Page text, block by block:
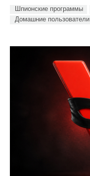
Шпионские программы
Домашние пользователи